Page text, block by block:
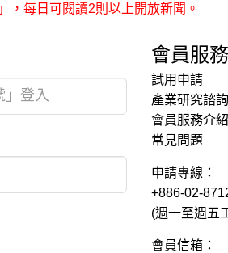
」，每日可閱讀2則以上開放新聞。
會員服
試用申請
產業研究諮詢
會員服務介紹
常見問題
申請專線：
+886-02-
(週一至週五
會員信箱：